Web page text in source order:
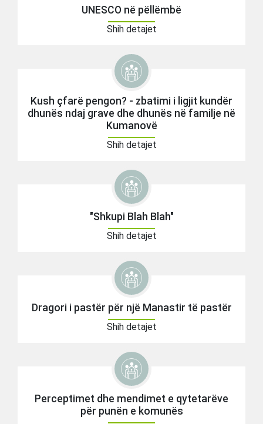
UNESCO në pëllëmbë
Shih detajet
Kush çfarë pengon? - zbatimi i ligjit kundër
dhunës ndaj grave dhe dhunës në familje në
Kumanovë
Shih detajet
"Shkupi Blah Blah"
Shih detajet
Dragori i pastër për një Manastir të pastër
Shih detajet
Perceptimet dhe mendimet e qytetarëve
për punën e komunës